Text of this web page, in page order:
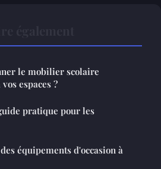
le mobilier scolaire
espaces ?
pratique pour les
équipements d'occasion à